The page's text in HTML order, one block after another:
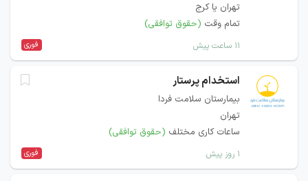
تهران یا کرج
تمام وقت (حقوق توافقی)
۱۱ ساعت پیش فوری
استخدام پرستار
بيمارستان سلامت فردا
تهران
ساعات کاری مختلف (حقوق توافقی)
۱ روز پیش فوری